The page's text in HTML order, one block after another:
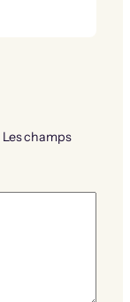
Les champs